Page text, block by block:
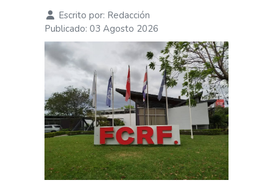
Escrito por: Redacción
Publicado: 03 Agosto 2026